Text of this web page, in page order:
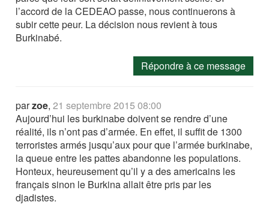
l’accord de la CEDEAO passe, nous continuerons à
subir cette peur. La décision nous revient à tous
Burkinabé.
Répondre à ce message
parzoe,21 septembre 2015 08:00
Aujourd’hui les burkinabe doivent se rendre d’une
réalité, ils n’ont pas d’armée. En effet, il suffit de 1300
terroristes armés jusqu’aux pour que l’armée burkinabe,
la queue entre les pattes abandonne les populations.
Honteux, heureusement qu’il y a des americains les
français sinon le Burkina allait être pris par les
djadistes.